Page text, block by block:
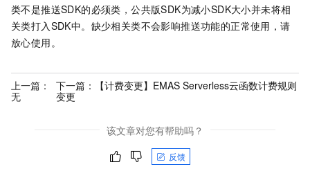
类不是推送SDK的必须类，公共版SDK为减小SDK大小并未将相
关类打入SDK中。缺少相关类不会影响推送功能的正常使用，请
放心使用。
上一篇：
无
下一篇：
【计费变更】EMAS Serverless云函数计费规则
变更
该文章对您有帮助吗？
反馈